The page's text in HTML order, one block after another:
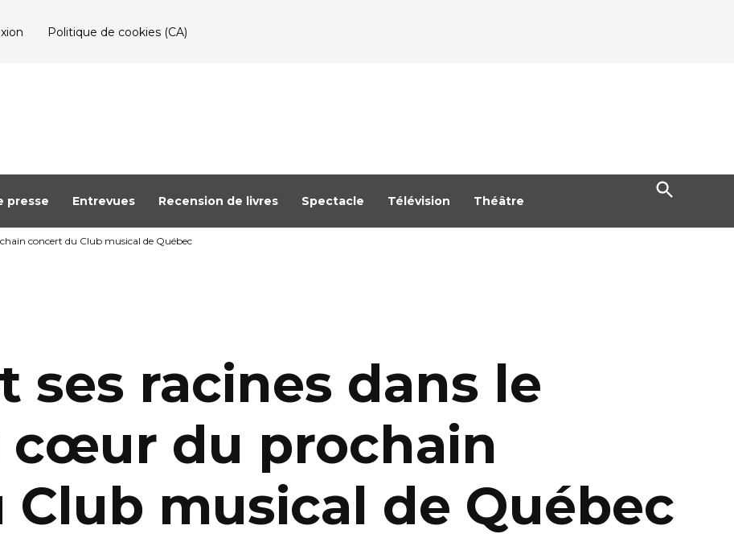
Politique de cookies (CA)
presse Entrevues Recension de livres Spectacle Télévision Théâtre
Open
Search
concert du Club musical de Québec
ses racines dans le
cœur du prochain
musical de Québec